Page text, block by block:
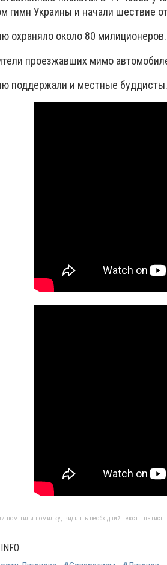
гимн Украины и начали шествие
охраняло около 80 милиционеров.
проезжавших мимо
поддержали и местные буддисты.
помітили помилку, виділіть необхідний текст і